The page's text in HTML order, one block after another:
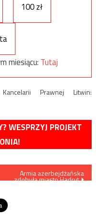
100 zł
miesiącu: Tutaj
Prawnej Litwin:
WESPRZYJ PROJEKT
Armia azerbejdżańska
zdobyła miasto Hadrut